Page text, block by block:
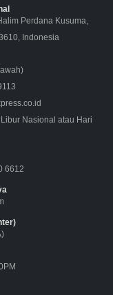
Perdana Kusuma,
Indonesia
Nasional atau Hari
6612